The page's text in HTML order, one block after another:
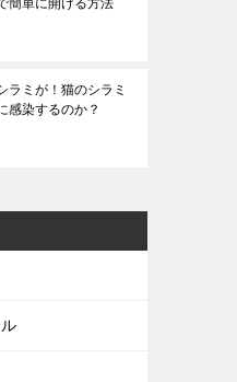
簡単に開ける方法
ラミが！猫のシラミ
感染するのか？